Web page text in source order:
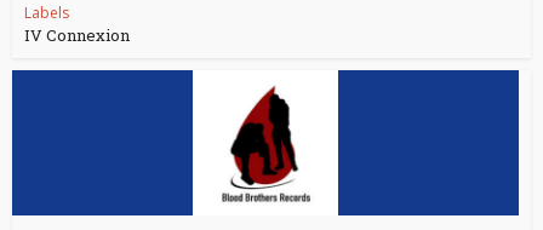
Labels
IV Connexion